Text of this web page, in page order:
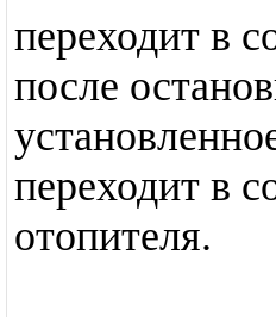
переходит в
после
переходит в
отопителя.